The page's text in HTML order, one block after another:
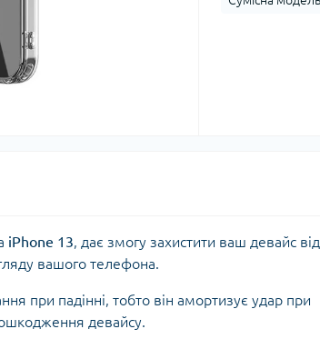
iPhone 13, дає змогу захистити ваш девайс від
вашого телефона.
при падінні, тобто він амортизує удар при
девайсу.